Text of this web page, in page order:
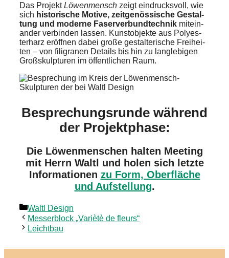
Das ProjektLöwen­mensch zeigt eindrucks­voll, wie
sich histo­ri­sche Motive, zeitge­nös­si­sche Gestal­
tung und moderne Faser­ver­bund­tech­nik mitein­
an­der verbin­den lassen. Kunst­ob­jek­te aus Polyes­
ter­harz eröff­nen dabei große gestal­te­ri­sche Freihei­
ten – von filigra­nen Details bis hin zu langle­bi­gen
Großskulp­tu­ren im öffent­li­chen Raum.
Bespre­chungs­run­de während
der Projekt­pha­se:
Die Löwen­men­schen halten Meeting
mit Herrn Waltl und holen sich letzte
Infor­ma­tio­nen zu Form, Oberflä­che
und Aufstel­lung.
Kategorien
Waltl Design
Messer­block „Variètè de fleurs“
Leicht­bau